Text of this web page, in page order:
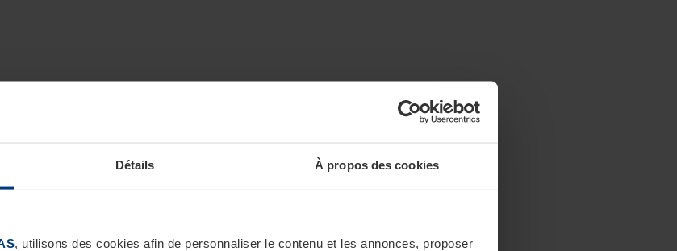
Détails À propos des cookies
, utilisons des cookies afin de personnaliser le contenu et les annonces, proposer